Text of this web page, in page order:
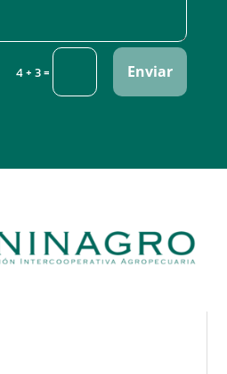
4 + 3= Enviar